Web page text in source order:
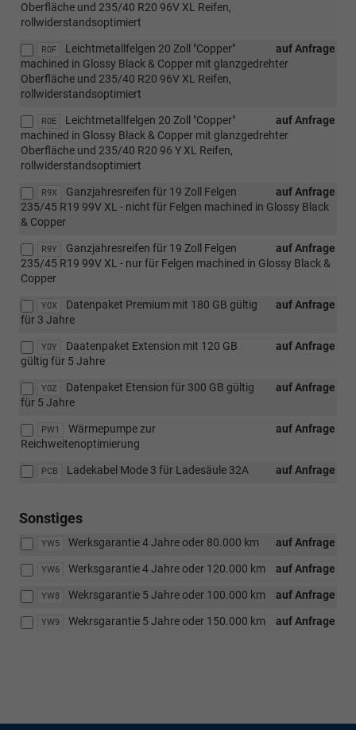
Oberfläche und 235/40 R20 96V XL Reifen,
rollwiderstandsoptimiert
R0F auf Anfrage
Leichtmetallfelgen 20 Zoll "Copper"
machined in Glossy Black & Copper mit glanzgedrehter
Oberfläche und 235/40 R20 96V XL Reifen,
rollwiderstandsoptimiert
R0E auf Anfrage
Leichtmetallfelgen 20 Zoll "Copper"
machined in Glossy Black & Copper mit glanzgedrehter
Oberfläche und 235/40 R20 96 Y XL Reifen,
rollwiderstandsoptimiert
R9X auf Anfrage
Ganzjahresreifen für 19 Zoll Felgen
235/45 R19 99V XL - nicht für Felgen machined in Glossy Black
& Copper
R9Y auf Anfrage
Ganzjahresreifen für 19 Zoll Felgen
235/45 R19 99V XL - nur für Felgen machined in Glossy Black &
Copper
Y0X auf Anfrage
Datenpaket Premium mit 180 GB gültig
für 3 Jahre
Y0Y auf Anfrage
Daatenpaket Extension mit 120 GB
gültig für 5 Jahre
Y0Z auf Anfrage
Datenpaket Etension für 300 GB gültig
für 5 Jahre
PW1 auf Anfrage
Wärmepumpe zur
Reichweitenoptimierung
PCB auf Anfrage
Ladekabel Mode 3 für Ladesäule 32A
Sonstiges
YW5 auf Anfrage
Werksgarantie 4 Jahre oder 80.000 km
YW6 auf Anfrage
Werksgarantie 4 Jahre oder 120.000 km
YW8 auf Anfrage
Wekrsgarantie 5 Jahre oder 100.000 km
YW9 auf Anfrage
Wekrsgarantie 5 Jahre oder 150.000 km